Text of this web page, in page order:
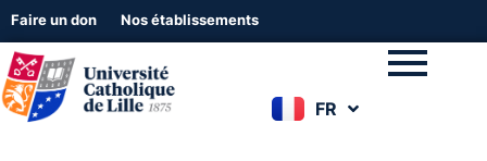
Faire un don Nos établissements
FR
EN